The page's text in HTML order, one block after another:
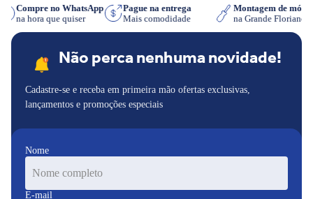
Compre no WhatsApp
na hora que quiser
Pague na entrega
Mais comodidade
Montagem de
na Grande
Não perca nenhuma novidade!
Cadastre-se e receba em primeira mão ofertas exclusivas,
lançamentos e promoções especiais
Nome
E-mail